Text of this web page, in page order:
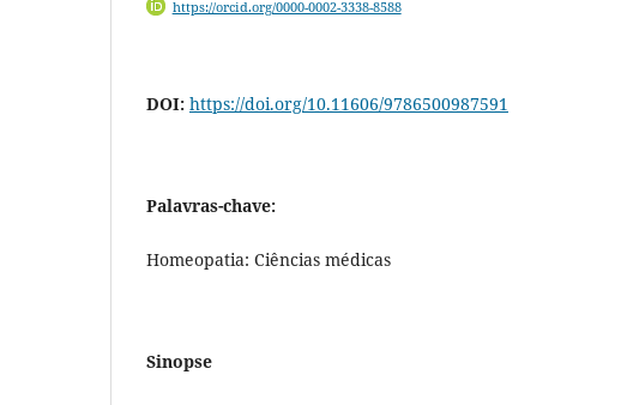
https://orcid.org/0000-0002-3338-8588
DOI: https://doi.org/10.11606/9786500987591
Palavras-chave:
Homeopatia: Ciências médicas
Sinopse